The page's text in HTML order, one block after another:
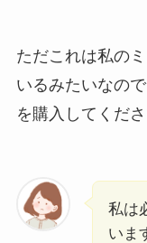
ただこれは私の
いるみたいなの
を購入してくださ
私は
いま